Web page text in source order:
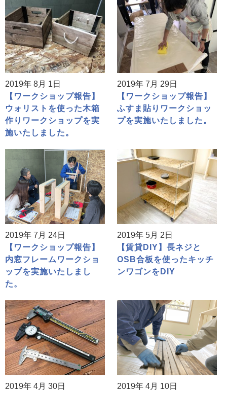
2019年 8月 1日
【ワークショップ報告】
ウォリストを使った木箱
作りワークショップを実
施いたしました。
2019年 7月 29日
【ワークショップ報告】
ふすま貼りワークショッ
プを実施いたしました。
2019年 7月 24日
【ワークショップ報告】
内窓フレームワークショ
ップを実施いたしまし
た。
2019年 5月 2日
【賃貸DIY】長ネジと
OSB合板を使ったキッチ
ンワゴンをDIY
2019年 4月 30日
2019年 4月 10日